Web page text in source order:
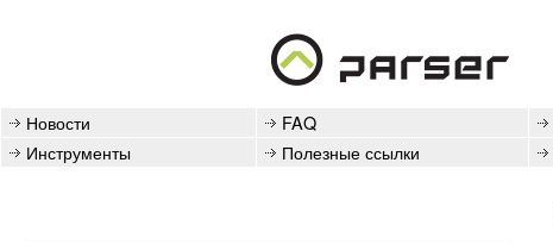
Новости FAQ
Инструменты
Полезные ссылки